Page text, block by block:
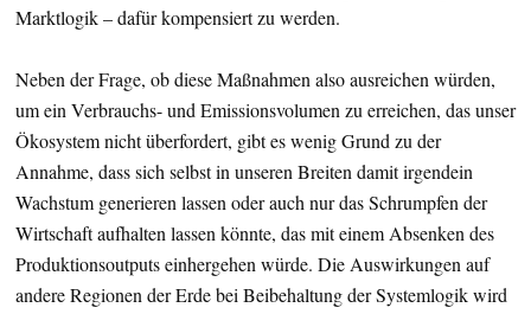
Marktlogik – dafür kompensiert zu werden.
Neben der Frage, ob diese Maßnahmen also ausreichen würden,
um ein Verbrauchs- und Emissionsvolumen zu erreichen, das unser
Ökosystem nicht überfordert, gibt es wenig Grund zu der
Annahme, dass sich selbst in unseren Breiten damit irgendein
Wachstum generieren lassen oder auch nur das Schrumpfen der
Wirtschaft aufhalten lassen könnte, das mit einem Absenken des
Produktionsoutputs einhergehen würde. Die Auswirkungen auf
andere Regionen der Erde bei Beibehaltung der Systemlogik wird